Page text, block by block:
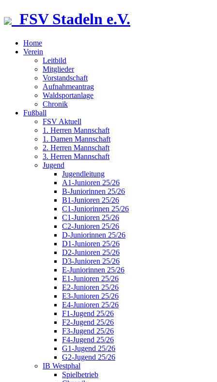
FSV Stadeln e.V.
Home
Verein
Leitbild
Mitglieder
Vorstandschaft
Aufnahmeantrag
Waldsportanlage
Chronik
Fußball
FSV Aktuell
1. Herren Mannschaft
1. Damen Mannschaft
2. Herren Mannschaft
3. Herren Mannschaft
Jugend
Jugendleitung
A1-Junioren 25/26
B-Juniorinnen 25/26
B1-Junioren 25/26
C1-Juniorinnen 25/26
C1-Junioren 25/26
C2-Junioren 25/26
D-Juniorinnen 25/26
D1-Junioren 25/26
D2-Junioren 25/26
D3-Junioren 25/26
E-Juniorinnen 25/26
E1-Junioren 25/26
E2-Junioren 25/26
E3-Junioren 25/26
E4-Junioren 25/26
F1-Jugend 25/26
F2-Jugend 25/26
F3-Jugend 25/26
F4-Jugend 25/26
G1-Jugend 25/26
G2-Jugend 25/26
IB Westphal
Spielbetrieb